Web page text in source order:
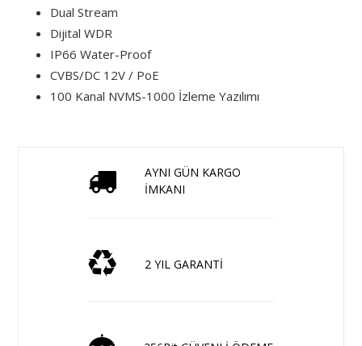
Dual Stream
Dijital WDR
IP66 Water-Proof
CVBS/DC 12V / PoE
100 Kanal NVMS-1000 İzleme Yazılımı
AYNI GÜN KARGO
İMKANI
2 YIL GARANTİ